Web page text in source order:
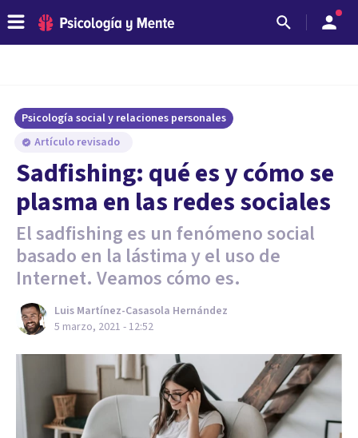
Psicología social y relaciones personales
Artículo revisado
Sadfishing: qué es y cómo se
plasma en las redes sociales
El sadfishing es un fenómeno social
basado en la lástima y el uso de
Internet. Veamos cómo es.
Luis Martínez-Casasola Hernández
5 marzo, 2021 - 12:52